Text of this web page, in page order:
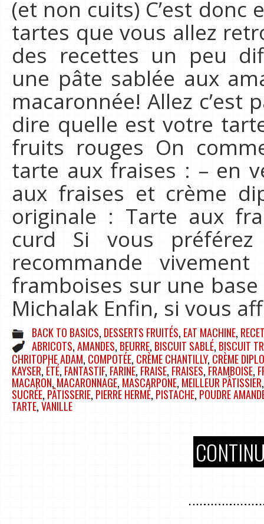
(et non cuits) C’est
tartes que vous allez
des recettes un peu
une pâte sablée aux
macaronnée! Allez c’est
dire quelle est votre
fruits rouges On
tarte aux fraises : – en
aux fraises et crème
originale : Tarte aux
curd Si vous
recommande
framboises sur une
Michalak Enfin, si vous
BACK TO BASICS, DESSERTS FRUITÉS, EAT MACHINE,
ABRICOTS,AMANDES, BEURRE, BISCUIT SABLÉ, BISCUIT
CHRITOPHE ADAM, COMPOTÉE, CRÈME CHANTILLY, CRÈME
KAYSER, ÉTÉ, FANTASTIF, FARINE, FRAISE, FRAISES, FRAMBOISE,
MACARON, MACARONNAGE, MASCARPONE, MEILLEUR PÂTISSIER
SUCRÉE, PÂTISSERIE, PIERRE HERMÉ, PISTACHE, POUDRE
TARTE,VANILLE